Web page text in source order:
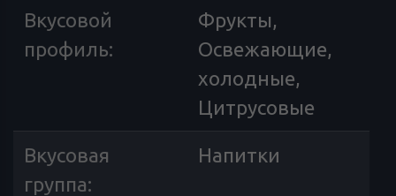
Вкусовой
профиль:
Фрукты,
Освежающие,
холодные,
Цитрусовые
Вкусовая
группа:
Напитки